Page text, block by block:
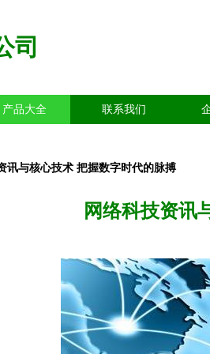
司
产品大全 联系我们
讯与核心技术 把握数字时代的脉搏
网络科技资讯